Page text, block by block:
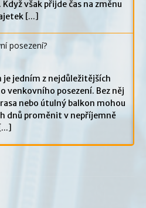
však přijde čas na změnu
[...]
posezení?
jedním z nejdůležitějších
venkovního posezení. Bez něj
nebo útulný balkon mohou
dnů proměnit v nepříjemně